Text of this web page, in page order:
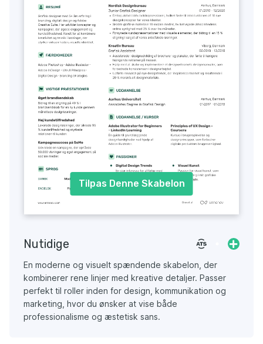
Tilpas Denne Skabelon
Nutidige
En moderne og visuelt spændende skabelon, der
kombinerer rene linjer med kreative detaljer. Passer
perfekt til roller inden for design, kommunikation og
marketing, hvor du ønsker at vise både
professionalisme og æstetisk sans.